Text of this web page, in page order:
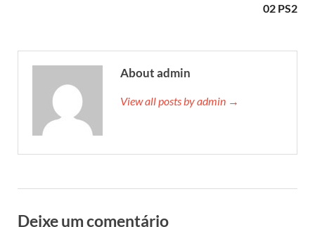
02 PS2
About admin
View all posts by admin →
Deixe um comentário